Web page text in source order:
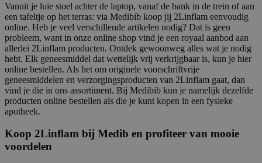
Vanuit je luie stoel achter de laptop, vanaf de bank in de trein of aan
een tafeltje op het terras: via Medibib koop jij 2Linflam eenvoudig
online. Heb je veel verschillende artikelen nodig? Dat is geen
probleem, want in onze online shop vind je een royaal aanbod aan
allerlei 2Linflam producten. Ontdek gewoonweg alles wat je nodig
hebt. Elk geneesmiddel dat wettelijk vrij verkrijgbaar is, kun je hier
online bestellen. Als het om originele voorschriftvrije
geneesmiddelen en verzorgingsproducten van 2Linflam gaat, dan
vind je die in ons assortiment. Bij Medibib kun je namelijk dezelfde
producten online bestellen als die je kunt kopen in een fysieke
apotheek.
Koop 2Linflam bij Medib en profiteer van mooie
voordelen